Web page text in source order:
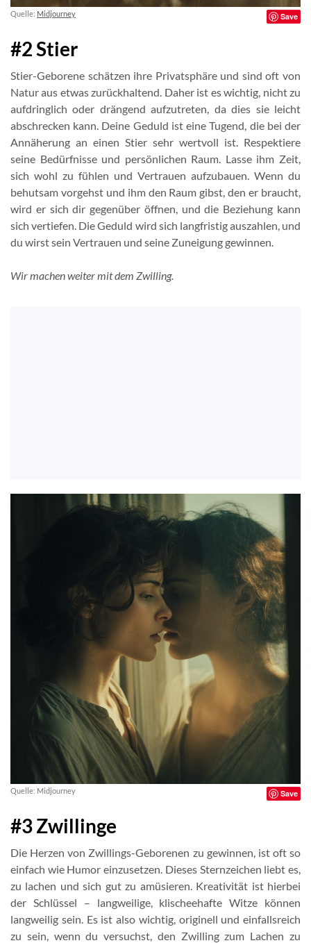
Quelle: Midjourney Save
#2 Stier
Stier-Geborene schätzen ihre Privatsphäre und sind oft von
Natur aus etwas zurückhaltend. Daher ist es wichtig, nicht zu
aufdringlich oder drängend aufzutreten, da dies sie leicht
abschrecken kann. Deine Geduld ist eine Tugend, die bei der
Annäherung an einen Stier sehr wertvoll ist. Respektiere
seine Bedürfnisse und persönlichen Raum. Lasse ihm Zeit,
sich wohl zu fühlen und Vertrauen aufzubauen. Wenn du
behutsam vorgehst und ihm den Raum gibst, den er braucht,
wird er sich dir gegenüber öffnen, und die Beziehung kann
sich vertiefen. Die Geduld wird sich langfristig auszahlen, und
du wirst sein Vertrauen und seine Zuneigung gewinnen.
Wir machen weiter mit dem Zwilling.
Quelle: Midjourney Save
#3 Zwillinge
Die Herzen von Zwillings-Geborenen zu gewinnen, ist oft so
einfach wie Humor einzusetzen. Dieses Sternzeichen liebt es,
zu lachen und sich gut zu amüsieren. Kreativität ist hierbei
der Schlüssel – langweilige, klischeehafte Witze können
langweilig sein. Es ist also wichtig, originell und einfallsreich
zu sein, wenn du versuchst, den Zwilling zum Lachen zu